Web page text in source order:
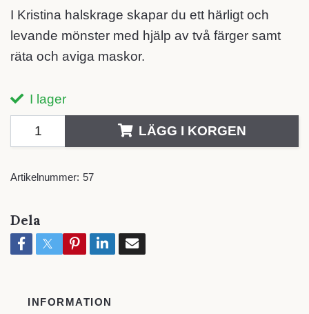
I Kristina halskrage skapar du ett härligt och
levande mönster med hjälp av två färger samt
räta och aviga maskor.
I lager
LÄGG I KORGEN
Artikelnummer: 57
Dela
INFORMATION